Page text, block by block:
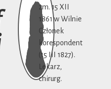
zm. 15 XII
1861 w Wilnie
Członek
korespondent
(15 III 1827).
Lekarz,
chirurg.